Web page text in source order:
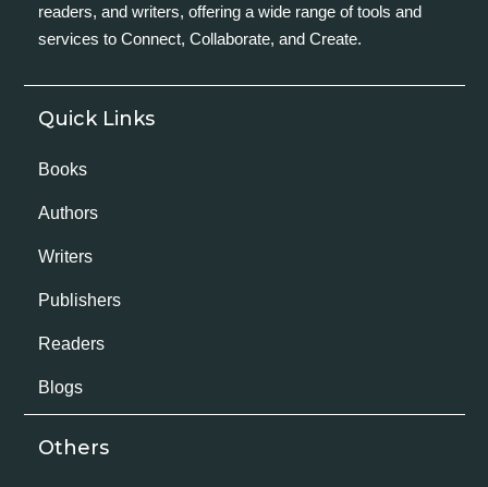
readers, and writers, offering a wide range of tools and
services to Connect, Collaborate, and Create.
Quick Links
Books
Authors
Writers
Publishers
Readers
Blogs
Others